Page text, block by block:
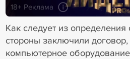
18+ Реклама
Как следует из определения
стороны заключили
компьютерное